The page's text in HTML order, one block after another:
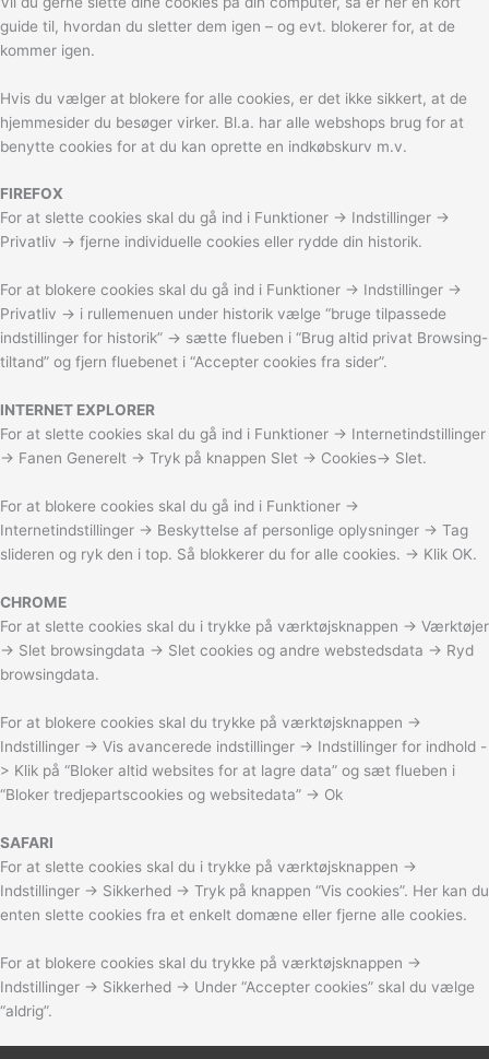
guide til, hvordan du sletter dem igen – og evt. blokerer for, at de
kommer igen.
Hvis du vælger at blokere for alle cookies, er det ikke sikkert, at de
hjemmesider du besøger virker. Bl.a. har alle webshops brug for at
benytte cookies for at du kan oprette en indkøbskurv m.v.
FIREFOX
For at slette cookies skal du gå ind i Funktioner -> Indstillinger ->
Privatliv -> fjerne individuelle cookies eller rydde din historik.
For at blokere cookies skal du gå ind i Funktioner -> Indstillinger ->
Privatliv -> i rullemenuen under historik vælge “bruge tilpassede
indstillinger for historik” -> sætte flueben i “Brug altid privat Browsing-
tiltand” og fjern fluebenet i “Accepter cookies fra sider”.
INTERNET EXPLORER
For at slette cookies skal du gå ind i Funktioner -> Internetindstillinger
-> Fanen Generelt -> Tryk på knappen Slet -> Cookies-> Slet.
For at blokere cookies skal du gå ind i Funktioner ->
Internetindstillinger -> Beskyttelse af personlige oplysninger -> Tag
slideren og ryk den i top. Så blokkerer du for alle cookies. -> Klik OK.
CHROME
For at slette cookies skal du i trykke på værktøjsknappen -> Værktøjer
-> Slet browsingdata -> Slet cookies og andre webstedsdata -> Ryd
browsingdata.
For at blokere cookies skal du trykke på værktøjsknappen ->
Indstillinger -> Vis avancerede indstillinger -> Indstillinger for indhold -
> Klik på “Bloker altid websites for at lagre data” og sæt flueben i
“Bloker tredjepartscookies og websitedata” -> Ok
SAFARI
For at slette cookies skal du i trykke på værktøjsknappen ->
Indstillinger -> Sikkerhed -> Tryk på knappen “Vis cookies”. Her kan du
enten slette cookies fra et enkelt domæne eller fjerne alle cookies.
For at blokere cookies skal du trykke på værktøjsknappen ->
Indstillinger -> Sikkerhed -> Under “Accepter cookies” skal du vælge
“aldrig”.